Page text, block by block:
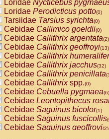
Loridae Nycticebus
Loridae Perodicticus potto(0)
Tarsiidae Tarsius syrichta(0)
Cebidae Callimico goeldii(0)
Cebidae Callithrix argentata(2)
Cebidae Callithrix geoffroyi(13)
Cebidae Callithrix humeralifer
Cebidae Callithrix jacchus(32)
Cebidae Callithrix penicillata
Cebidae Callithrixspp.(0)
Cebidae Cebuella pygmaea(6)
Cebidae Leontopithecus
Cebidae Saguinus bicolor(1)
Cebidae Saguinus fuscicollis
Cebidae Saguinus geoffroyi(2)